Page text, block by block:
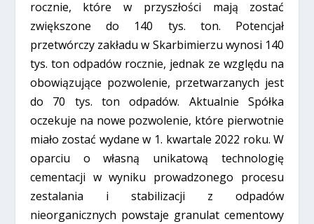
rocznie, które w przyszłości mają zostać
zwiększone do 140 tys. ton. Potencjał
przetwórczy zakładu w Skarbimierzu wynosi 140
tys. ton odpadów rocznie, jednak ze względu na
obowiązujące pozwolenie, przetwarzanych jest
do 70 tys. ton odpadów. Aktualnie Spółka
oczekuje na nowe pozwolenie, które pierwotnie
miało zostać wydane w 1. kwartale 2022 roku. W
oparciu o własną unikatową technologię
cementacji w wyniku prowadzonego procesu
zestalania i stabilizacji z odpadów
nieorganicznych powstaje granulat cementowy